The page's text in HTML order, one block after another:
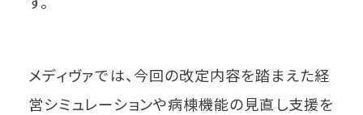
メディヴァでは、今回の改定内容を踏まえた経
営シミュレーションや病棟機能の見直し支援を